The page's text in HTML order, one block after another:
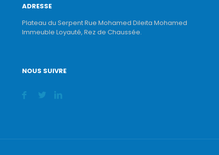
ADRESSE
Plateau du Serpent Rue Mohamed Dileita Mohamed
Immeuble Loyauté, Rez de Chaussée.
NOUS SUIVRE